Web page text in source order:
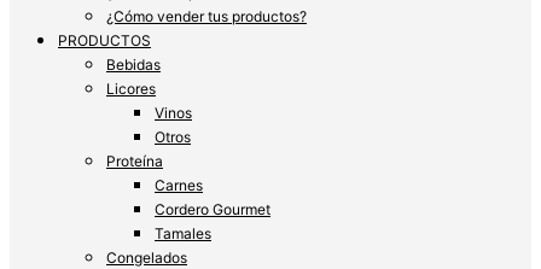
¿Cómo vender tus productos?
PRODUCTOS
Bebidas
Licores
Vinos
Otros
Proteína
Carnes
Cordero Gourmet
Tamales
Congelados